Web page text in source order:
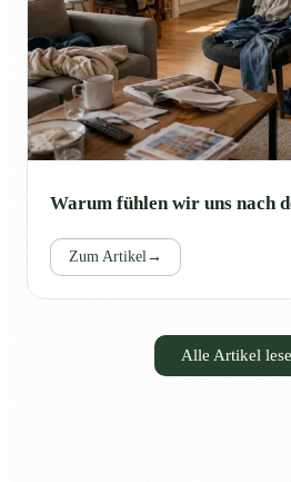
Warum fühlen wir uns nach
Zum Artikel→
Alle Artikel